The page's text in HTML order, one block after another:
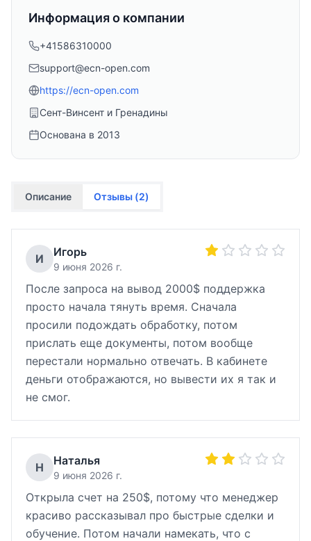
Информация о компании
+41586310000
support@ecn-open.com
https://ecn-open.com
Сент-Винсент и Гренадины
Основана в 2013
Описание Отзывы (2)
И Игорь
9 июня 2026 г.
После запроса на вывод 2000$ поддержка
просто начала тянуть время. Сначала
просили подождать обработку, потом
прислать еще документы, потом вообще
перестали нормально отвечать. В кабинете
деньги отображаются, но вывести их я так и
не смог.
Н Наталья
9 июня 2026 г.
Открыла счет на 250$, потому что менеджер
красиво рассказывал про быстрые сделки и
обучение. Потом начали намекать, что с